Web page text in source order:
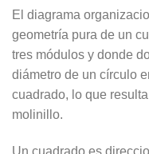
El diagrama
geometría pura de un
tres módulos y donde
diámetro de un círculo
cuadrado, lo que
molinillo.
Un cuadrado es